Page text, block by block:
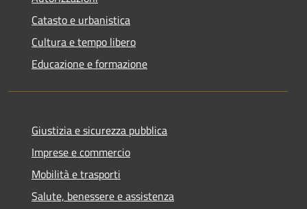
Catasto e urbanistica
Cultura e tempo libero
Educazione e formazione
Giustizia e sicurezza pubblica
Imprese e commercio
Mobilità e trasporti
Salute, benessere e assistenza